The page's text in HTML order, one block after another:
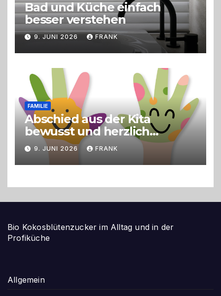
Bad und Küche einfach
besser verstehen
9. JUNI 2026 FRANK
FAMILIE
Abschied aus der Kita
bewusst und herzlich
gestalten
9. JUNI 2026 FRANK
Bio Kokosblütenzucker im Alltag und in der
Profiküche
Allgemein